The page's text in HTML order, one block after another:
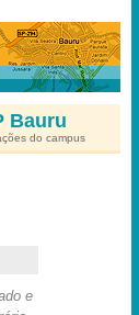
Bauru
do campus
e